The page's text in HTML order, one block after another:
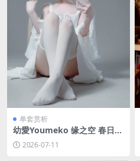
单套赏析
幼愛Youmeko 缘之空 春日野
穹白裙[42P-909.3M]
2026-07-11